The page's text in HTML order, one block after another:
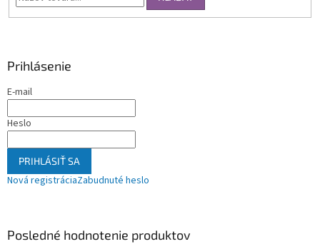
Prihlásenie
E-mail
Heslo
PRIHLÁSIŤ SA
Nová registráciaZabudnuté heslo
Posledné hodnotenie produktov